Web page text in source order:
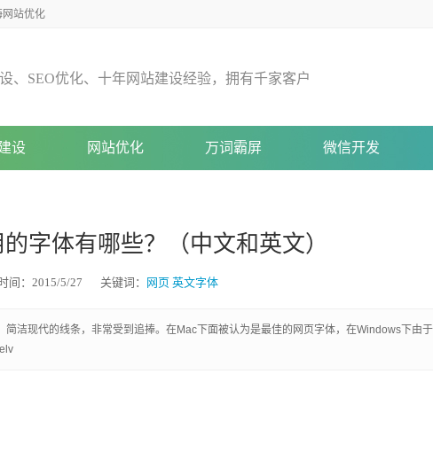
网站优化
设、 SEO优化、 十年网 站建设经验， 拥有千家客户
设 网站优化 万词霸屏 微信开发
字体有哪些？（中文和英文）
时间：2015/5/27 关键词： 网页 英文字体
洁现代的线条，非常受到追捧。在Mac下面被认为是最佳的网页字体，在Windows下由于